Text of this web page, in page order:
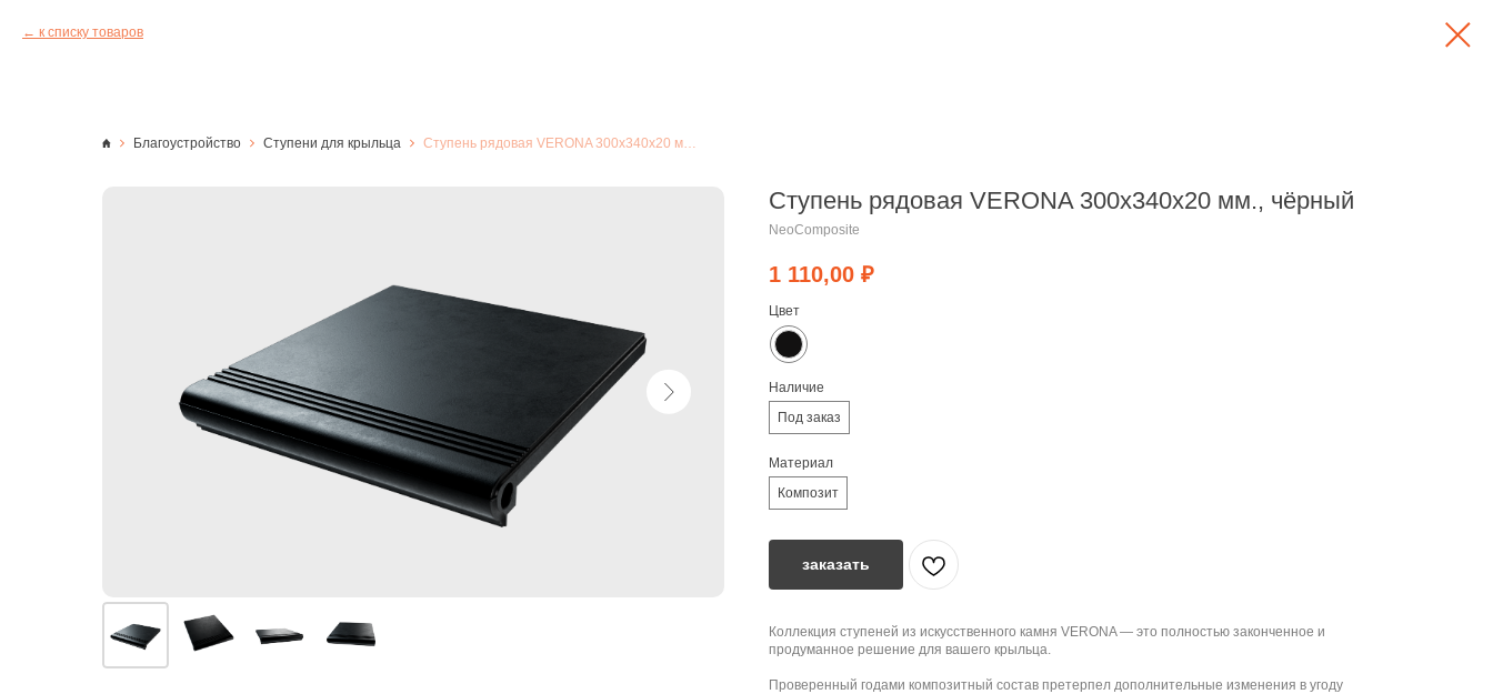
к списку товаров
Благоустройство Ступени для крыльца Ступень рядовая VERONA 300х340х20 мм., чёрный
Ступень рядовая VERONA 300х340х20 мм., чёрный
NeoComposite
1 110,00 ₽
Цвет
Наличие
Под заказ
Материал
Композит
заказать
Коллекция ступеней из искусственного камня VERONA — это полностью законченное и
продуманное решение для вашего крыльца.
Проверенный годами композитный состав претерпел дополнительные изменения в угоду